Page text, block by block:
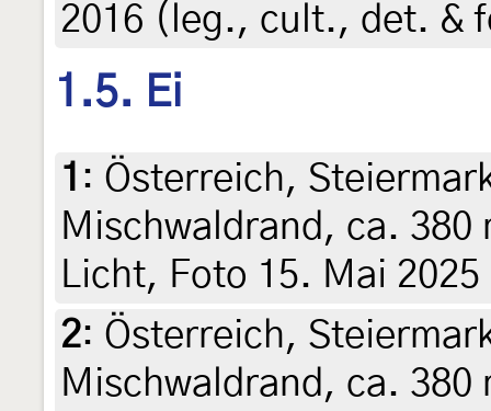
2016 (leg., cult., det. &
1.5. Ei
1 : Österreich,
Mischwaldrand, ca. 380
Licht, Foto 15. Mai
2: Österreich,
Mischwaldrand, ca. 380